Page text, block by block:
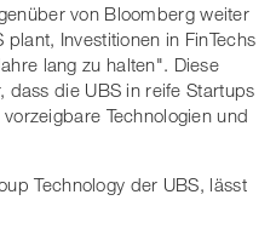
von Bloomberg weiter
Investitionen in FinTechs
lang zu halten". Diese
dass die UBS in reife Startups
Technologien und
Technology der UBS, lässt